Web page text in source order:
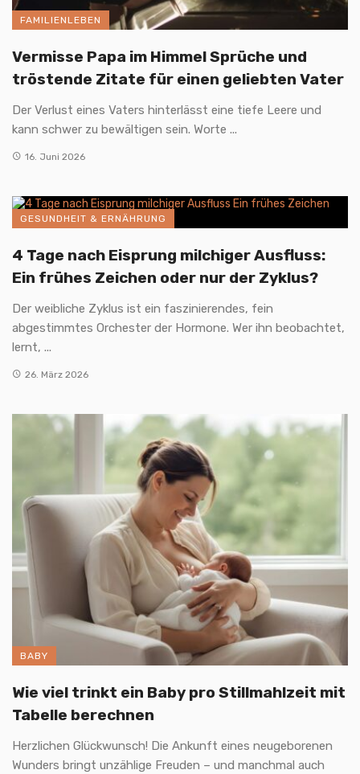
FAMILIENLEBEN
Vermisse Papa im Himmel Sprüche und
tröstende Zitate für einen geliebten Vater
Der Verlust eines Vaters hinterlässt eine tiefe Leere und
kann schwer zu bewältigen sein. Worte ...
16. Juni 2026
GESUNDHEIT & ERNÄHRUNG
4 Tage nach Eisprung milchiger Ausfluss:
Ein frühes Zeichen oder nur der Zyklus?
Der weibliche Zyklus ist ein faszinierendes, fein
abgestimmtes Orchester der Hormone. Wer ihn beobachtet,
lernt, ...
26. März 2026
BABY
Wie viel trinkt ein Baby pro Stillmahlzeit mit
Tabelle berechnen
Herzlichen Glückwunsch! Die Ankunft eines neugeborenen
Wunders bringt unzählige Freuden – und manchmal auch